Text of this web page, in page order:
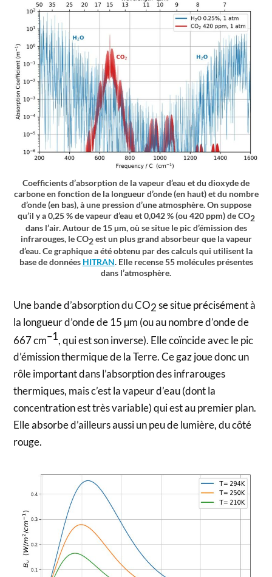
Coefficients d’absorption de la vapeur d’eau et du dioxyde de
carbone en fonction de la longueur d’onde (en haut) et du nombre
d’onde (en bas), à une pression d’une atmosphère. On suppose
qu’il y a 0,25 % de vapeur d’eau et 0,042 % (ou 420 ppm) de CO2
dans l’air. Autour de 15 µm, où se situe le pic d’émission des
infrarouges, le CO2est un plus grand absorbeur que la vapeur
d’eau. Ce graphique a été obtenu par des calculs qui utilisent la
base de données HITRAN. Elle recense 55 molécules présentes
dans l’atmosphère.
Une bande d’absorption du CO2se situe précisément à
la longueur d’onde de 15 µm (ou au nombre d’onde de
667 cm–1 , qui est son inverse). Elle coïncide avec le pic
d’émission thermique de la Terre. Ce gaz joue donc un
rôle important dans l’absorption des infrarouges
thermiques, mais c’est la vapeur d’eau (dont la
concentration est très variable) qui est au premier plan.
Elle absorbe d’ailleurs aussi un peu de lumière, du côté
rouge.